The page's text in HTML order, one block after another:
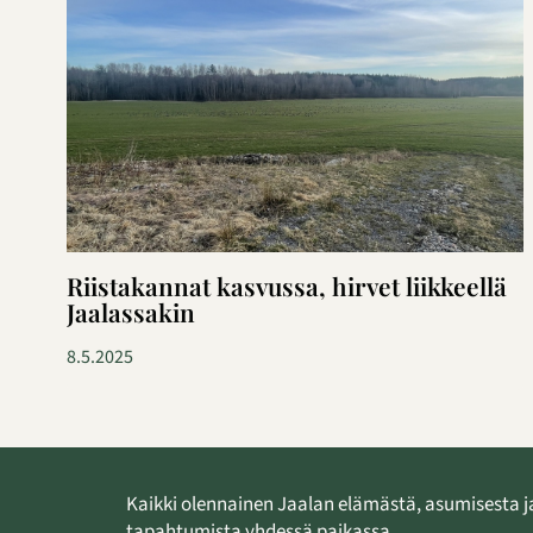
Riistakannat kasvussa, hirvet liikkeellä
Jaalassakin
8.5.2025
Kaikki olennainen Jaalan elämästä, asumisesta